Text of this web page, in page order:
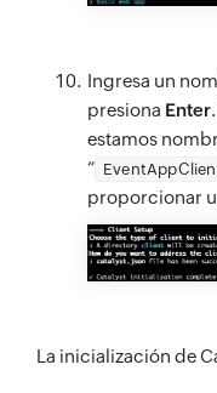
Ingresa un
presiona Enter
estamos
“
proporcionar
La inicialización de